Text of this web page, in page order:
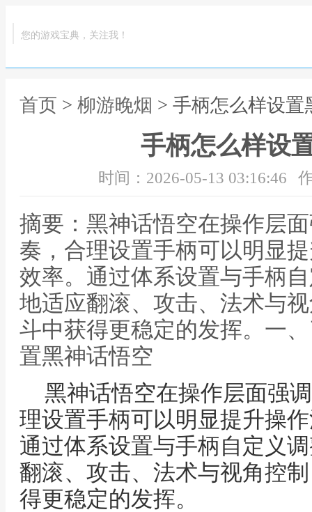
您的游戏宝典，关注我！
首页 > 柳游晚烟 > 手柄怎么样设置
手柄怎么样设
时间：2026-05-13 03:16:46
摘要：黑神话悟空在操作层
奏，合理设置手柄可以明显
效率。通过体系设置与手柄
地适应翻滚、攻击、法术与
斗中获得更稳定的发挥。一
置黑神话悟空
黑神话悟空在操作层面强
理设置手柄可以明显提升操
通过体系设置与手柄自定义
翻滚、攻击、法术与视角控
得更稳定的发挥。